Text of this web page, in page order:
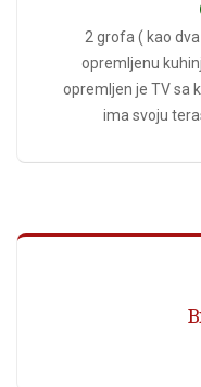
2 grofa ( kao
opremljenu
opremljen je TV sa
ima svoju